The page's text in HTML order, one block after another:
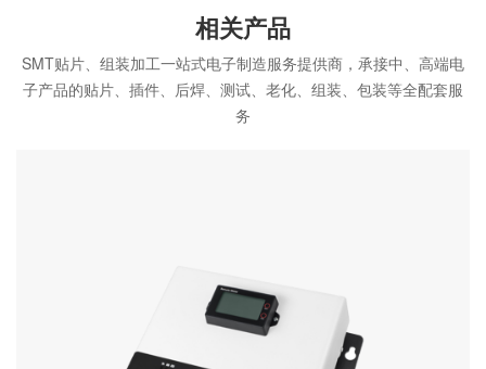
相关产品
SMT贴片、组装加工一站式电子制造服务提供商，承接中、高端电
子产品的贴片、插件、后焊、测试、老化、组装、包装等全配套服
务